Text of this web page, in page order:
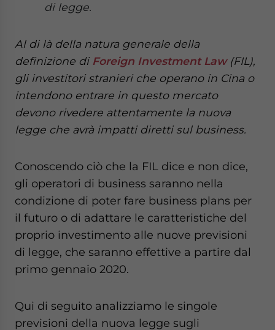
di legge.
Al di là della natura generale della
definizione di Foreign Investment Law(FIL),
gli investitori stranieri che operano in Cina o
intendono entrare in questo mercato
devono rivedere attentamente la nuova
legge che avrà impatti diretti sul business.
Conoscendo ciò che la FIL dice e non dice,
gli operatori di business saranno nella
condizione di poter fare business plans per
il futuro o di adattare le caratteristiche del
proprio investimento alle nuove previsioni
di legge, che saranno effettive a partire dal
primo gennaio 2020.
Qui di seguito analizziamo le singole
previsioni della nuova legge sugli